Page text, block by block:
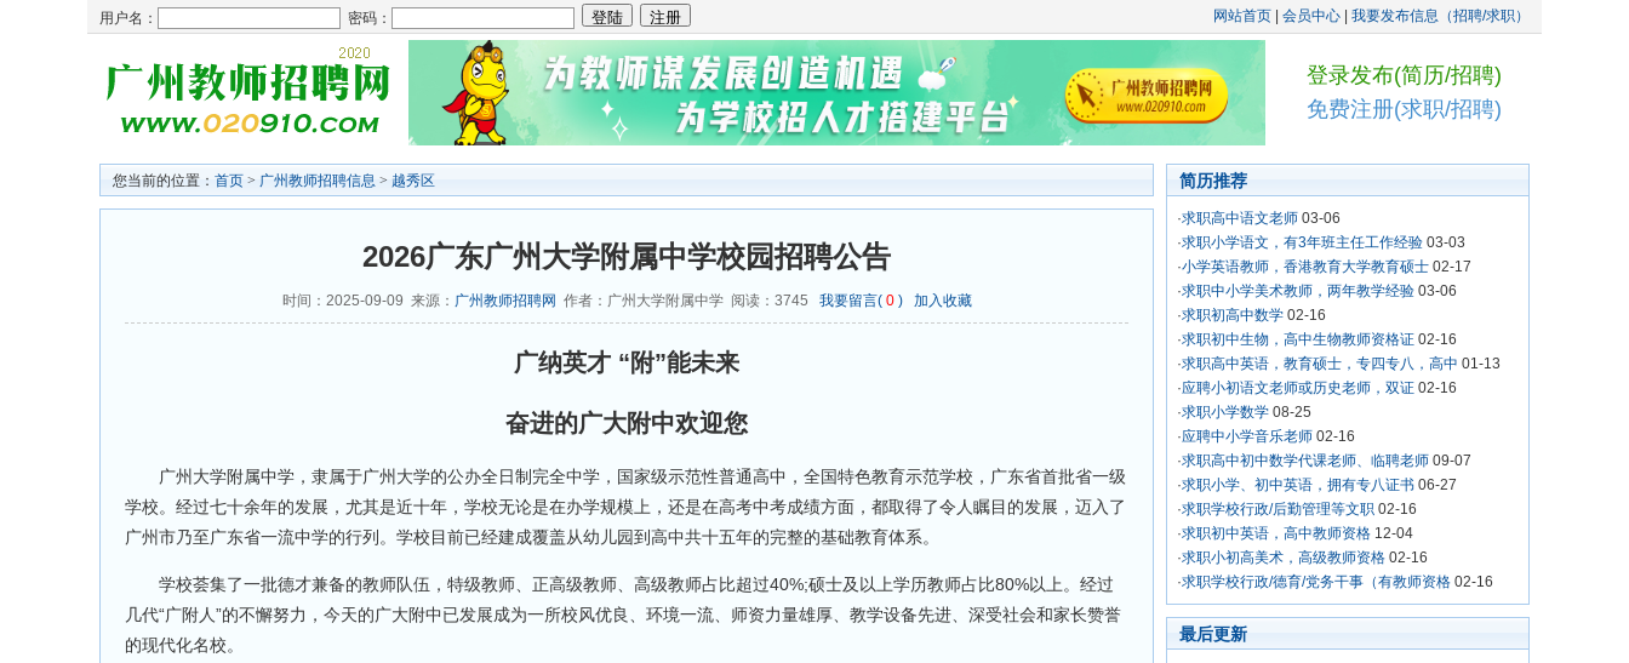
用户名： 密码： 网站首页 会员中心 我要发布信息（招聘/求职）
登录发布(简历/招聘)
免费注册(求职/招聘)
您当前的位置： 首页 > 广州教师招聘信息 > 越秀区
2026广东广州大学附属中学校园招聘公告
时间：2025-09-09 来源： 广州教师招聘网 作者：广州大学附属中学 阅读： 3745 我要留言( 0) 加入收藏
广纳英才 “附”能未来
奋进的广大附中欢迎您
广州大学附属中学，隶属于广州大学的公办全日制完全中学，国家级示范性普通高中，全国特色教育示范学校，广东省首批省一级
学校。经过七十余年的发展，尤其是近十年，学校无论是在办学规模上，还是在高考中考成绩方面，都取得了令人瞩目的发展，迈入了
广州市乃至广东省一流中学的行列。学校目前已经建成覆盖从幼儿园到高中共十五年的完整的基础教育体系。
学校荟集了一批德才兼备的教师队伍，特级教师、正高级教师、高级教师占比超过40%;硕士及以上学历教师占比80%以上。经过
几代“广附人”的不懈努力，今天的广大附中已发展成为一所校风优良、环境一流、师资力量雄厚、教学设备先进、深受社会和家长赞誉
的现代化名校。
简历推荐
·求职高中语文老师 03-06
·求职小学语文，有3年班主任工作经验 03-03
·小学英语教师，香港教育大学教育硕士 02-17
·求职中小学美术教师，两年教学经验 03-06
·求职初高中数学 02-16
·求职初中生物，高中生物教师资格证 02-16
·求职高中英语，教育硕士，专四专八，高中 01-13
·应聘小初语文老师或历史老师，双证 02-16
·求职小学数学 08-25
·应聘中小学音乐老师 02-16
·求职高中初中数学代课老师、临聘老师 09-07
·求职小学、初中英语，拥有专八证书 06-27
·求职学校行政/后勤管理等文职 02-16
·求职初中英语，高中教师资格 12-04
·求职小初高美术，高级教师资格 02-16
·求职学校行政/德育/党务干事（有教师资格 02-16
最后更新